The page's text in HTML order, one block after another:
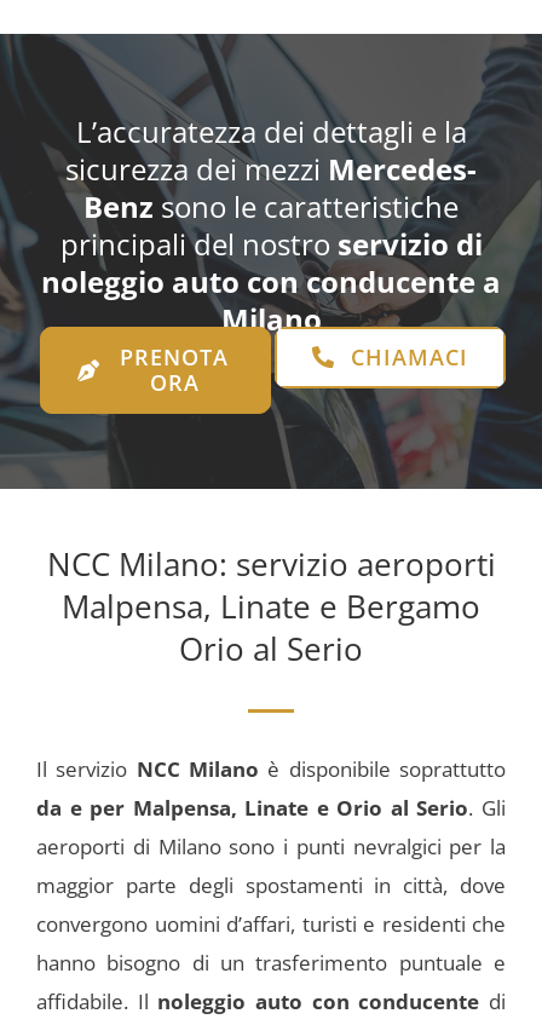
L’accuratezza dei dettagli e la
sicurezza dei mezzi Mercedes-
Benz sono le caratteristiche
principali del nostro servizio di
noleggio auto con conducente a
Milano
PRENOTA
ORA
CHIAMACI
NCC Milano: servizio aeroporti
Malpensa, Linate e Bergamo
Orio al Serio
Il servizio NCC Milano è disponibile soprattutto
da e per Malpensa, Linate e Orio al Serio. Gli
aeroporti di Milano sono i punti nevralgici per la
maggior parte degli spostamenti in città, dove
convergono uomini d’affari, turisti e residenti che
hanno bisogno di un trasferimento puntuale e
affidabile. Il noleggio auto con conducente di